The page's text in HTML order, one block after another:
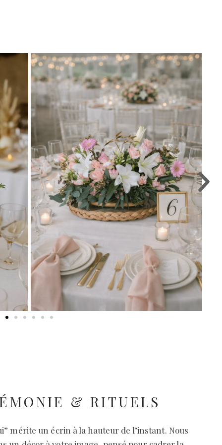
& RITUELS
mérite un écrin à la hauteur de l’instant. Nous